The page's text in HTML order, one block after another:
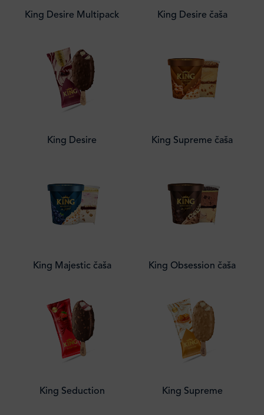
King Desire Multipack King Desire čaša
King Desire King Supreme čaša
King Majestic čaša King Obsession čaša
King Seduction King Supreme